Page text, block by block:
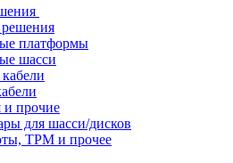
платформы
шасси
и прочие
для шасси/дисков
TPM и прочее